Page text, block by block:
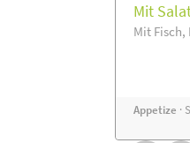
Mit
Mit Fisch,
Appetize ·